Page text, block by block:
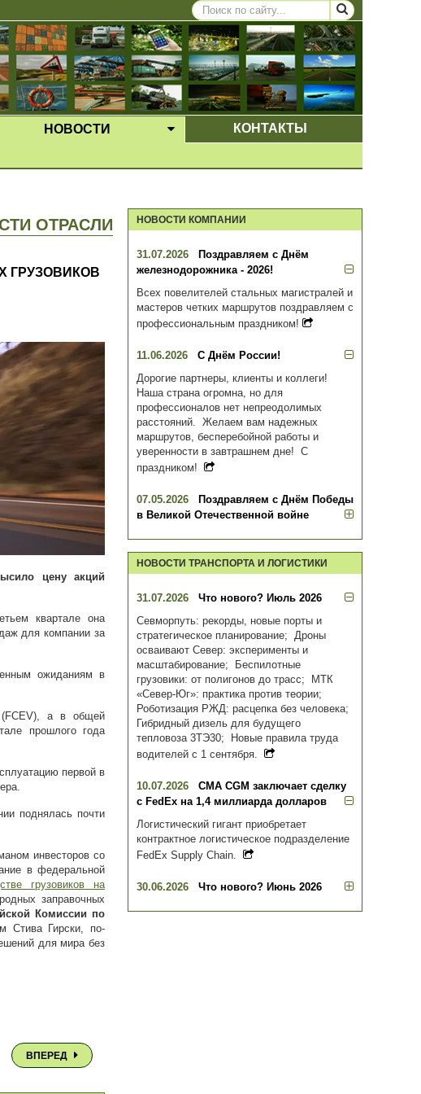
МЕНЮ
НОВОСТИ
ВЫПАДАЮЩЕЕ МЕНЮ
КОНТАКТЫ
ОТРАСЛИ
ГРУЗОВИКОВ
цену акций
квартале она
для компании за
ожиданиям в
(FCEV), а в общей
прошлого года
первой в
поднялась почти
инвесторов со
в федеральной
грузовиков на
заправочных
Комиссии по
Стива Гирски, по-
для мира без
ВПЕРЕД
НОВОСТИ КОМПАНИИ
31.07.2026
Поздравляем с Днём
железнодорожника - 2026!
Всех повелителей стальных магистралей и
мастеров четких маршрутов поздравляем с
профессиональным праздником!
11.06.2026
С Днём России!
Дорогие партнеры, клиенты и коллеги!
Наша страна огромна, но для
профессионалов нет непреодолимых
расстояний. Желаем вам надежных
маршрутов, бесперебойной работы и
уверенности в завтрашнем дне! С
праздником!
07.05.2026
Поздравляем с Днём Победы
в Великой Отечественной войне
НОВОСТИ ТРАНСПОРТА И ЛОГИСТИКИ
31.07.2026
Что нового? Июль 2026
Севморпуть: рекорды, новые порты и
стратегическое планирование; Дроны
осваивают Север: эксперименты и
масштабирование; Беспилотные
грузовики: от полигонов до трасс; МТК
«Север-Юг»: практика против теории;
Роботизация РЖД: расцепка без человека;
Гибридный дизель для будущего
тепловоза 3ТЭ30; Новые правила труда
водителей с 1 сентября.
10.07.2026
CMA CGM заключает сделку
с FedEx на 1,4 миллиарда долларов
Логистический гигант приобретает
контрактное логистическое подразделение
FedEx Supply Chain.
30.06.2026 Что нового? Июнь 2026